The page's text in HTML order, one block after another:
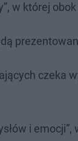
w której
czeka
i